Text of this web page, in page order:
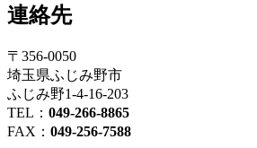
連絡先
〒356-0050
埼玉県ふじみ野市
ふじみ野1-4-16-203
TEL： 049-266-8865
FAX： 049-256-7588